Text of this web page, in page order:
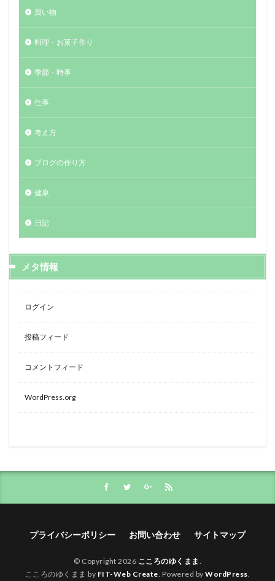
買い物
料理・お菓子作り
季節・時事
仕事
考え方
ブログの作り方
健康
日記
メタ情報
ログイン
投稿フィード
コメントフィード
WordPress.org
プライバシーポリシー お問い合わせ サイトマップ
© Copyright 2026 こころのゆくまま
こころのゆくまま by FIT-Web Create . Powered byWordPress